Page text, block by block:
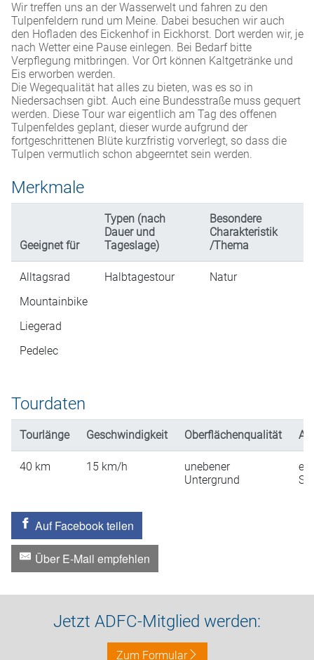
Wir treffen uns an der Wasserwelt und fahren zu den
Tulpenfeldern rund um Meine. Dabei besuchen wir auch
den Hofladen des Eickenhof in Eickhorst. Dort werden wir, je
nach Wetter eine Pause einlegen. Bei Bedarf bitte
Verpflegung mitbringen. Vor Ort können Kaltgetränke und
Eis erworben werden.
Die Wegequalität hat alles zu bieten, was es so in
Niedersachsen gibt. Auch eine Bundesstraße muss gequert
werden. Diese Tour war eigentlich am Tag des offenen
Tulpenfeldes geplant, dieser wurde aufgrund der
fortgeschrittenen Blüte kurzfristig vorverlegt, so dass die
Tulpen vermutlich schon abgeerntet sein werden.
Merkmale
Geeignet für
Typen (nach
Dauer und
Tageslage)
Besondere
Charakteristik
/Thema
Alltagsrad
Mountainbike
Liegerad
Pedelec
Halbtagestour Natur
Tourdaten
Tourlänge Geschwindigkeit Oberflächenqualität
40 km 15 km/h
unebener
Untergrund
Auf Facebook teilen
Über E-Mail empfehlen
Jetzt ADFC-Mitglied werden:
Zum Formular